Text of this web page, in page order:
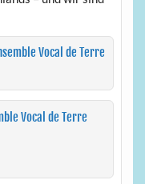
Vocal de Terre
Vocal de Terre